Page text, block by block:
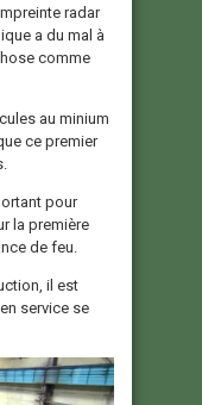
radar
a du mal à
comme
au minium
ce premier
pour
la première
de feu.
il est
service se